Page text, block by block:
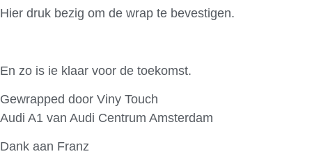
Hier druk bezig om de wrap te bevestigen.
En zo is ie klaar voor de toekomst.
Gewrapped door Viny Touch
Audi A1 van Audi Centrum Amsterdam
Dank aan Franz